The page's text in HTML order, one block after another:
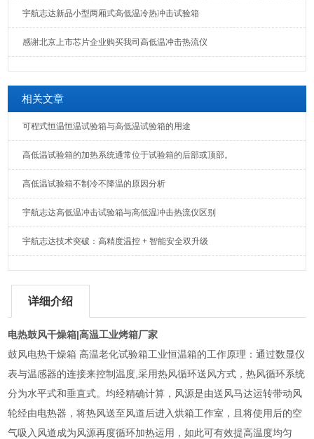
宇航志达新品小型两厢式高低温冷热冲击试验箱
感谢北京上市芯片企业购买我司高低温冲击热流仪
相关文章
可程式恒温恒温试验箱与高低温试验箱的用途
高低温试验箱的加热系统通常位于试验箱的后部或顶部。
高低温试验箱不制冷不降温的原因分析
宇航志达高低温冲击试验箱与高低温冲击热流仪区别
宇航志达技术突破：高精度温控 + 智能安全双升级
详细介绍
电热鼓风干燥箱|高温工业烤箱厂家
鼓风电热干燥箱 高温老化试验箱工业恒温箱的工作原理：通过数显仪
表与温感器的连接来控制温度,采用热风循环送风方式，热风循环系统
分为水平式和垂直式。均经精确计算，风源是由送风马达运转带动风
轮经由电热器，将热风送至风道后进入烘箱工作室，且将使用后的空
气吸入风道成为风源再度循环加热运用，如此可有效提高温度均匀